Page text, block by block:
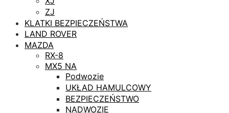
ZJ
KLATKI BEZPIECZEŃSTWA
LAND ROVER
MAZDA
RX-8
MX5 NA
Podwozie
UKŁAD HAMULCOWY
BEZPIECZEŃSTWO
NADWOZIE